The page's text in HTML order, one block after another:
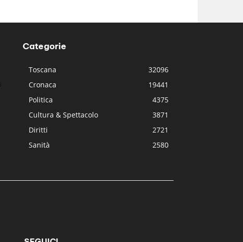
Categorie
Toscana
32096
Cronaca
19441
Politica
4375
Cultura & Spettacolo
3871
Diritti
2721
Sanità
2580